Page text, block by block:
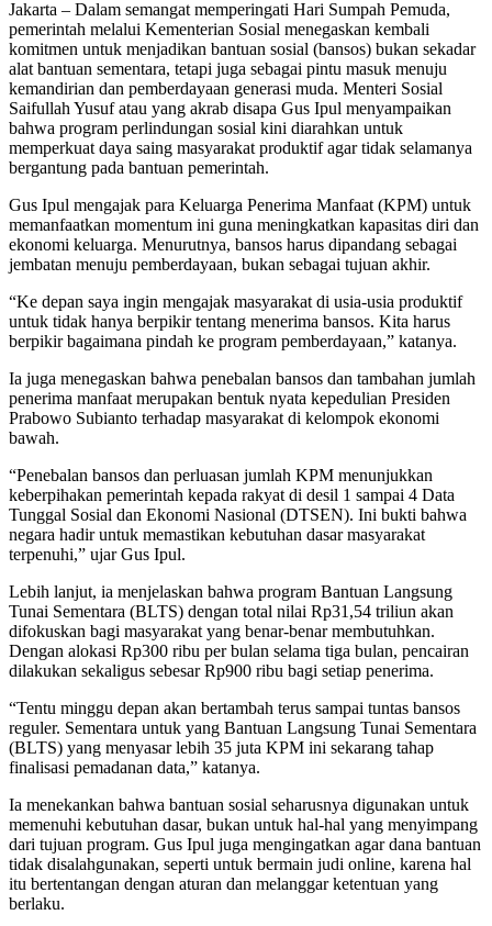
Pemuda,
Bansos
Dorong
Generasi
Muda
Makin
Berdaya
dan
Mandiri
Jakarta – Dalam semangat memperingati Hari Sumpah Pemuda,
pemerintah melalui Kementerian Sosial menegaskan kembali
komitmen untuk menjadikan bantuan sosial (bansos) bukan sekadar
alat bantuan sementara, tetapi juga sebagai pintu masuk menuju
kemandirian dan pemberdayaan generasi muda. Menteri Sosial
Saifullah Yusuf atau yang akrab disapa Gus Ipul menyampaikan
bahwa program perlindungan sosial kini diarahkan untuk
memperkuat daya saing masyarakat produktif agar tidak selamanya
bergantung pada bantuan pemerintah.
Gus Ipul mengajak para Keluarga Penerima Manfaat (KPM) untuk
memanfaatkan momentum ini guna meningkatkan kapasitas diri dan
ekonomi keluarga. Menurutnya, bansos harus dipandang sebagai
jembatan menuju pemberdayaan, bukan sebagai tujuan akhir.
“Ke depan saya ingin mengajak masyarakat di usia-usia produktif
untuk tidak hanya berpikir tentang menerima bansos. Kita harus
berpikir bagaimana pindah ke program pemberdayaan,” katanya.
Ia juga menegaskan bahwa penebalan bansos dan tambahan jumlah
penerima manfaat merupakan bentuk nyata kepedulian Presiden
Prabowo Subianto terhadap masyarakat di kelompok ekonomi
bawah.
“Penebalan bansos dan perluasan jumlah KPM menunjukkan
keberpihakan pemerintah kepada rakyat di desil 1 sampai 4 Data
Tunggal Sosial dan Ekonomi Nasional (DTSEN). Ini bukti bahwa
negara hadir untuk memastikan kebutuhan dasar masyarakat
terpenuhi,” ujar Gus Ipul.
Lebih lanjut, ia menjelaskan bahwa program Bantuan Langsung
Tunai Sementara (BLTS) dengan total nilai Rp31,54 triliun akan
difokuskan bagi masyarakat yang benar-benar membutuhkan.
Dengan alokasi Rp300 ribu per bulan selama tiga bulan, pencairan
dilakukan sekaligus sebesar Rp900 ribu bagi setiap penerima.
“Tentu minggu depan akan bertambah terus sampai tuntas bansos
reguler. Sementara untuk yang Bantuan Langsung Tunai Sementara
(BLTS) yang menyasar lebih 35 juta KPM ini sekarang tahap
finalisasi pemadanan data,” katanya.
Ia menekankan bahwa bantuan sosial seharusnya digunakan untuk
memenuhi kebutuhan dasar, bukan untuk hal-hal yang menyimpang
dari tujuan program. Gus Ipul juga mengingatkan agar dana bantuan
tidak disalahgunakan, seperti untuk bermain judi online, karena hal
itu bertentangan dengan aturan dan melanggar ketentuan yang
berlaku.